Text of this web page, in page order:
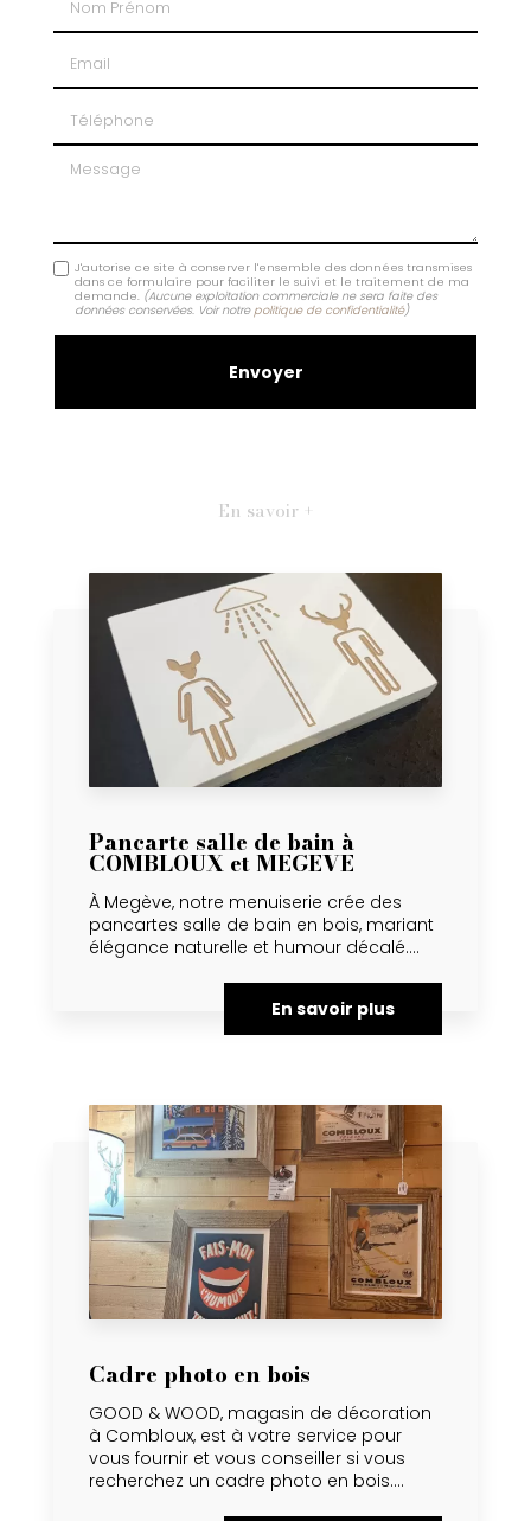
Message
J'autorise ce site à conserver l'ensemble des données transmises
dans ce formulaire pour faciliter le suivi et le traitement de ma
demande. (Aucune exploitation commerciale ne sera faite des
données conservées. Voir notre politique de confidentialité)
En savoir +
Pancarte salle de bain à
COMBLOUX et MEGEVE
À Megève, notre menuiserie crée des
pancartes salle de bain en bois, mariant
élégance naturelle et humour décalé....
En savoir plus
Cadre photo en bois
GOOD & WOOD, magasin de décoration
à Combloux, est à votre service pour
vous fournir et vous conseiller si vous
recherchez un cadre photo en bois....